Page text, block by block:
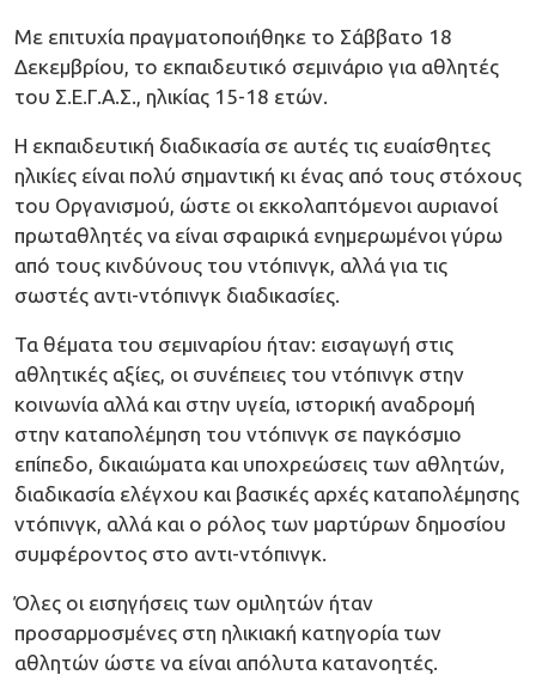
Με επιτυχία πραγματοποιήθηκε το Σάββατο 18
Δεκεμβρίου, το εκπαιδευτικό σεμινάριο για αθλητές
του Σ.Ε.Γ.Α.Σ., ηλικίας 15-18 ετών.
Η εκπαιδευτική διαδικασία σε αυτές τις ευαίσθητες
ηλικίες είναι πολύ σημαντική κι ένας από τους στόχους
του Οργανισμού, ώστε οι εκκολαπτόμενοι αυριανοί
πρωταθλητές να είναι σφαιρικά ενημερωμένοι γύρω
από τους κινδύνους του ντόπινγκ, αλλά για τις
σωστές αντι-ντόπινγκ διαδικασίες.
Τα θέματα του σεμιναρίου ήταν: εισαγωγή στις
αθλητικές αξίες, οι συνέπειες του ντόπινγκ στην
κοινωνία αλλά και στην υγεία, ιστορική αναδρομή
στην καταπολέμηση του ντόπινγκ σε παγκόσμιο
επίπεδο, δικαιώματα και υποχρεώσεις των αθλητών,
διαδικασία ελέγχου και βασικές αρχές καταπολέμησης
ντόπινγκ, αλλά και ο ρόλος των μαρτύρων δημοσίου
συμφέροντος στο αντι-ντόπινγκ.
Όλες οι εισηγήσεις των ομιλητών ήταν
προσαρμοσμένες στη ηλικιακή κατηγορία των
αθλητών ώστε να είναι απόλυτα κατανοητές.